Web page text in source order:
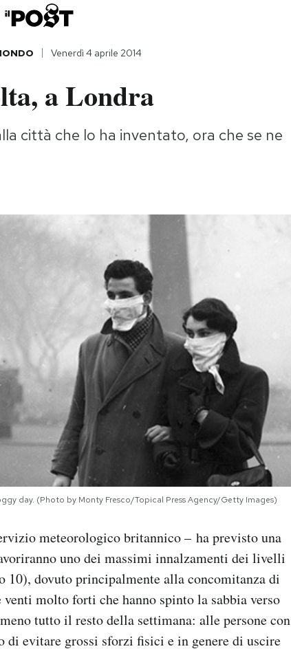
Venerdì 4 aprile 2014
a Londra
città che lo ha inventato, ora che se ne
day. (Photo by Monty Fresco/Topical Press Agency/Getty Images)
meteorologico britannico – ha previsto una
uno dei massimi innalzamenti dei livelli
dovuto principalmente alla concomitanza di
venti molto forti che hanno spinto la sabbia verso
tutto il resto della settimana: alle persone con
evitare grossi sforzi fisici e in genere di uscire